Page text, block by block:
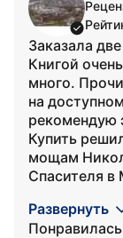
Заказала
Книгой
много.
на
рекомендую
Купить
мощам
Спасителя в
Развернуть